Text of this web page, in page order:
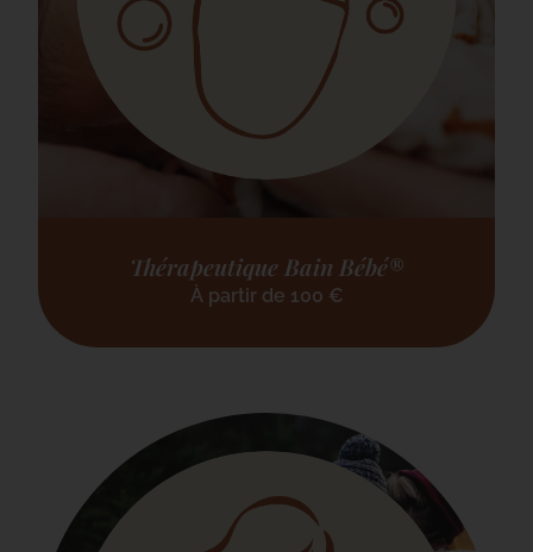
Thérapeutique Bain Bébé®
À partir de 100 €